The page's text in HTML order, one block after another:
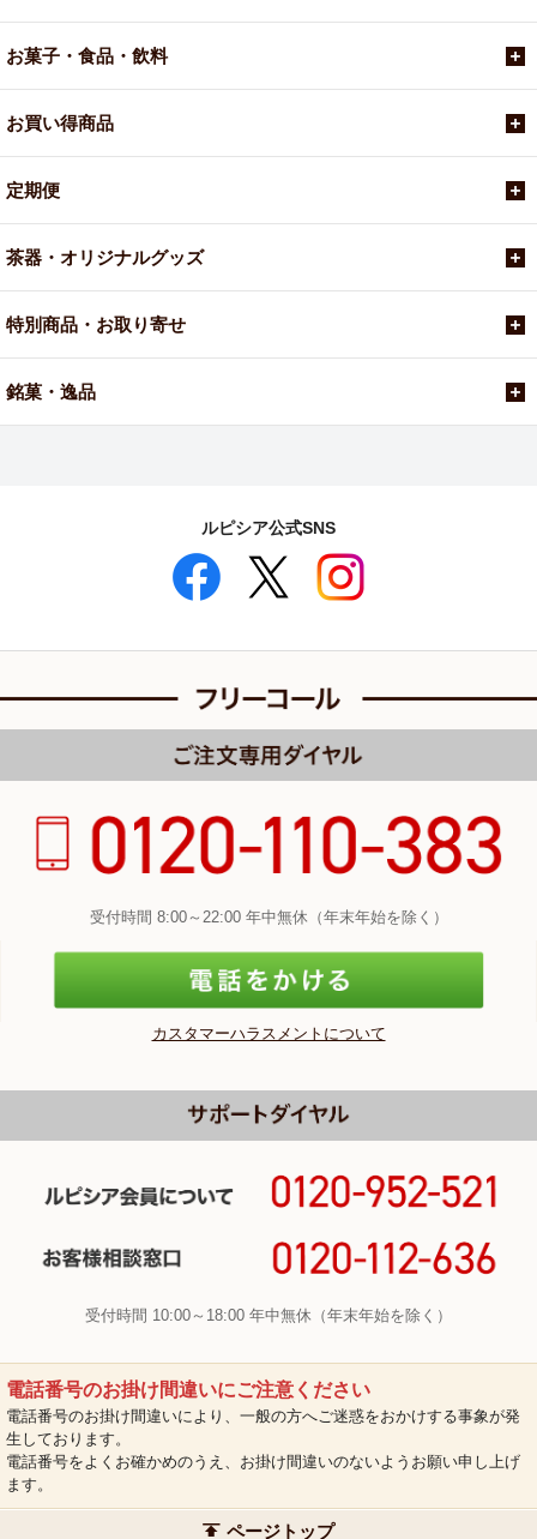
お菓子・食品・飲料
お買い得商品
定期便
茶器・オリジナルグッズ
特別商品・お取り寄せ
銘菓・逸品
ルピシア公式SNS
受付時間 8:00～22:00 年中無休（年末年始を除く）
カスタマーハラスメントについて
受付時間 10:00～18:00 年中無休（年末年始を除く）
電話番号のお掛け間違いにご注意ください
電話番号のお掛け間違いにより、一般の方へご迷惑をおかけする事象が発
生しております。
電話番号をよくお確かめのうえ、お掛け間違いのないようお願い申し上げ
ます。
ページトップ